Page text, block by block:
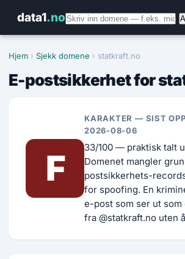
data1.no
Hjem › Sjekk domene › statkraft.no
E-postsikkerhet for
F
KARAKTER — SIST
2026-08-06
33/100 — praktisk talt
Domenet mangler
postsikkerhets-
for spoofing. En
e-post som ser ut som
fra @statkraft.no uten